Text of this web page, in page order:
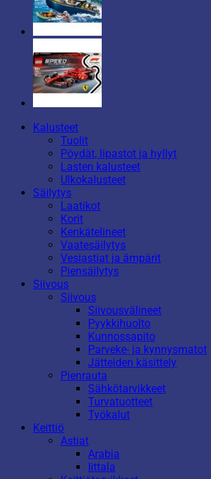
Kalusteet
Tuolit
Pöydät, lipastot ja hyllyt
Lasten kalusteet
Ulkokalusteet
Säilytys
Laatikot
Korit
Kenkätelineet
Vaatesäilytys
Vesiastiat ja ämpärit
Piensäilytys
Siivous
Siivous
Siivousvälineet
Pyykkihuolto
Kunnossapito
Parveke- ja kynnysmatot
Jätteiden käsittely
Pienrauta
Sähkötarvikkeet
Turvatuotteet
Työkalut
Keittiö
Astiat
Arabia
Iittala